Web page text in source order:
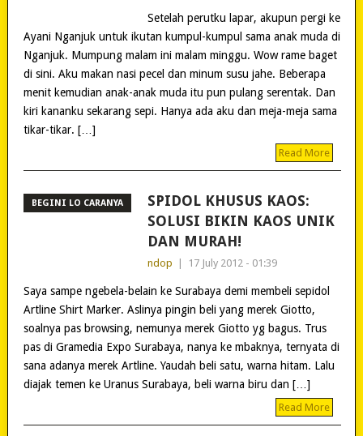
Setelah perutku lapar, akupun pergi ke
Ayani Nganjuk untuk ikutan kumpul-kumpul sama anak muda di
Nganjuk. Mumpung malam ini malam minggu. Wow rame baget
di sini. Aku makan nasi pecel dan minum susu jahe. Beberapa
menit kemudian anak-anak muda itu pun pulang serentak. Dan
kiri kananku sekarang sepi. Hanya ada aku dan meja-meja sama
tikar-tikar. […]
Read More
BEGINI LO CARANYA
SPIDOL KHUSUS KAOS:
SOLUSI BIKIN KAOS UNIK
DAN MURAH!
ndop 17 July 2012 - 01:39
Saya sampe ngebela-belain ke Surabaya demi membeli sepidol
Artline Shirt Marker. Aslinya pingin beli yang merek Giotto,
soalnya pas browsing, nemunya merek Giotto yg bagus. Trus
pas di Gramedia Expo Surabaya, nanya ke mbaknya, ternyata di
sana adanya merek Artline. Yaudah beli satu, warna hitam. Lalu
diajak temen ke Uranus Surabaya, beli warna biru dan […]
Read More